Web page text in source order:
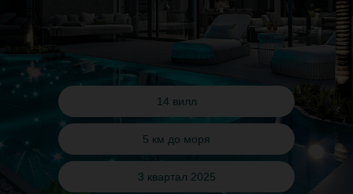
5 км до моря
14 вилл
3 квартал 2025